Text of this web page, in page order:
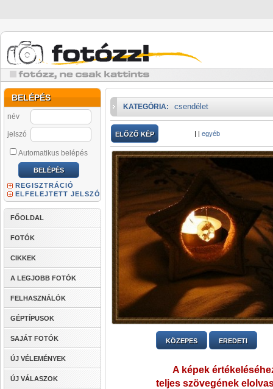
BELÉPÉS
név
jelszó
Automatikus belépés
REGISZTRÁCIÓ
ELFELEJTETT JELSZÓ
FŐOLDAL
FOTÓK
CIKKEK
A LEGJOBB FOTÓK
FELHASZNÁLÓK
GÉPTÍPUSOK
SAJÁT FOTÓK
ÚJ VÉLEMÉNYEK
ÚJ VÁLASZOK
KATEGÓRIA: csendélet
ELŐZŐ KÉP | | egyéb
KÖZEPES EREDETI
A képek
teljes szövegének